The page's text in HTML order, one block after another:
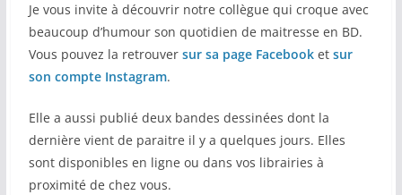
Groupes
Forum
Petites annonces
AUTRE
Je vous invite à découvrir notre collègue qui croque avec
beaucoup d’humour son quotidien de maitresse en BD.
Vous pouvez la retrouver sur sa page Facebooket sur
son compte Instagram.
Elle a aussi publié deux bandes dessinées dont la
dernière vient de paraitre il y a quelques jours. Elles
sont disponibles en ligne ou dans vos librairies à
proximité de chez vous.